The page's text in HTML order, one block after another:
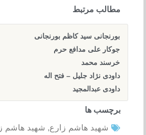
مطالب مرتبط
بورنجانی سید کاظم بورنجانی
جوکار علی مدافع حرم
خرسند محمد
داودی نژاد جلیل – فتح اله
داودی عبدالمجید
برچسب ها
شهید هاشم زارع, شهید هاشم